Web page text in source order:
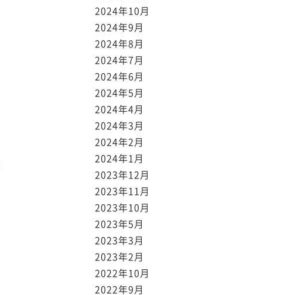
2024年10月
2024年9月
2024年8月
2024年7月
2024年6月
2024年5月
2024年4月
2024年3月
2024年2月
2024年1月
2023年12月
2023年11月
2023年10月
2023年5月
2023年3月
2023年2月
2022年10月
2022年9月